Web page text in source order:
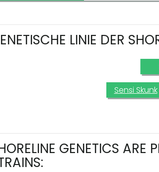
LINIE DER
Sensi Skunk
GENETICS ARE